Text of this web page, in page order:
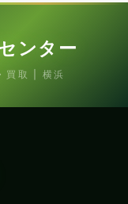
ンター
買取 | 横浜